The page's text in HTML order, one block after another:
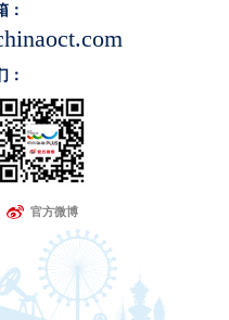
：
：
官方微博